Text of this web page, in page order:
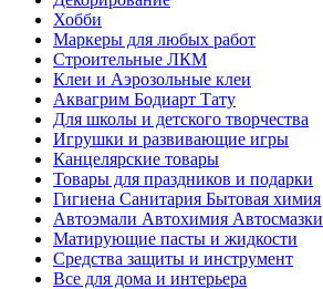
Хобби
Маркеры для любых работ
Строительные ЛКМ
Клеи и Аэрозольные клеи
Аквагрим Бодиарт Тату
Для школы и детского творчества
Игрушки и развивающие игры
Канцелярские товары
Товары для праздников и подарки
Гигиена Санитария Бытовая химия
Автоэмали Автохимия Автосмазки
Матирующие пасты и жидкости
Средства защиты и инструмент
Все для дома и интерьера